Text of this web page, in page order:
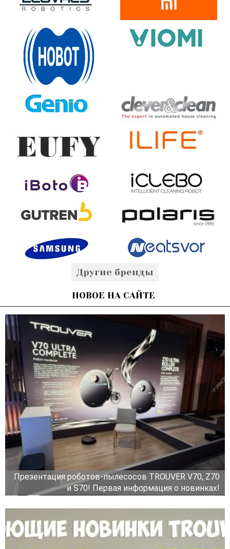
Другие бренды
НОВОЕ НА САЙТЕ
Презентация роботов-пылесосов TROUVER V70, Z70
и S70! Первая информация о новинках!